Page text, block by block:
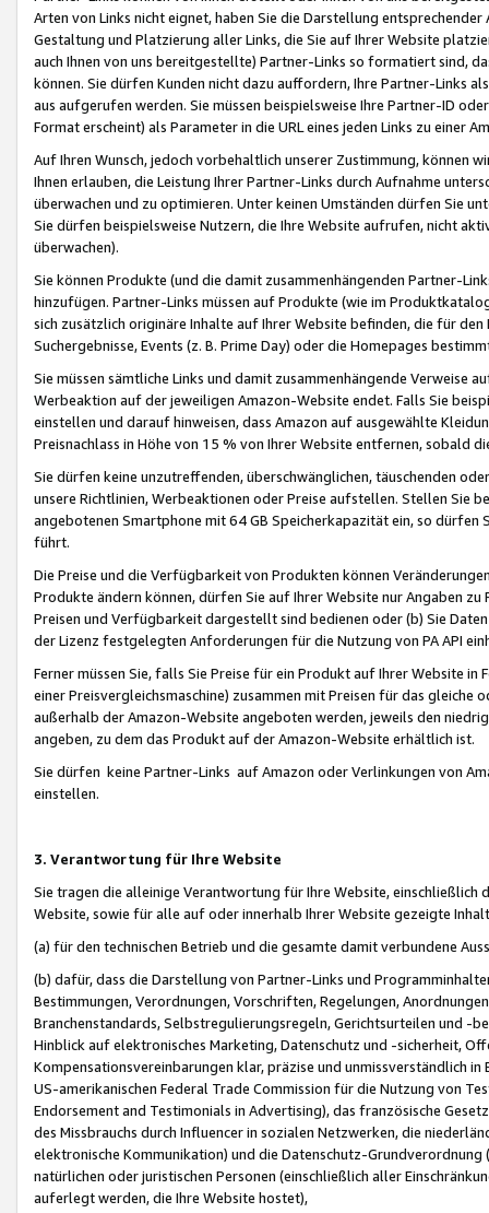
Arten von Links nicht eignet, haben Sie die Darstellung
Gestaltung und Platzierung aller Links, die Sie auf Ihrer Website
auch Ihnen von uns bereitgestellte) Partner-Links so formatiert sind,
können. Sie dürfen Kunden nicht dazu auffordern, Ihre Partner-Links
aus aufgerufen werden. Sie müssen beispielsweise Ihre Partner-ID
Format erscheint) als Parameter in die URL eines jeden Links zu einer
Auf Ihren Wunsch, jedoch vorbehaltlich unserer Zustimmung, können
Ihnen erlauben, die Leistung Ihrer Partner-Links durch Aufnahme
überwachen und zu optimieren. Unter keinen Umständen dürfen Sie
Sie dürfen beispielsweise Nutzern, die Ihre Website aufrufen, nicht
überwachen).
Sie können Produkte (und die damit zusammenhängenden Partner-
hinzufügen. Partner-Links müssen auf Produkte (wie im
sich zusätzlich originäre Inhalte auf Ihrer Website befinden, die für
Suchergebnisse, Events (z. B. Prime Day) oder die Homepages
Sie müssen sämtliche Links und damit zusammenhängende
Werbeaktion auf der jeweiligen Amazon-Website endet. Falls Sie
einstellen und darauf hinweisen, dass Amazon auf ausgewählte
Preisnachlass in Höhe von 15 % von Ihrer Website entfernen, sobald
Sie dürfen keine unzutreffenden, überschwänglichen, täuschenden
unsere Richtlinien, Werbeaktionen oder Preise aufstellen. Stellen Sie
angebotenen Smartphone mit 64 GB Speicherkapazität ein, so dürfen
führt.
Die Preise und die Verfügbarkeit von Produkten können
Produkte ändern können, dürfen Sie auf Ihrer Website nur Angaben
Preisen und Verfügbarkeit dargestellt sind bedienen oder (b) Sie
der Lizenz festgelegten Anforderungen für die Nutzung von PA API
Ferner müssen Sie, falls Sie Preise für ein Produkt auf Ihrer Website
einer Preisvergleichsmaschine) zusammen mit Preisen für das
außerhalb der Amazon-Website angeboten werden, jeweils den
angeben, zu dem das Produkt auf der Amazon-Website erhältlich ist.
Sie dürfen keine Partner-Links auf Amazon oder Verlinkungen von
einstellen.
3. Verantwortung für Ihre Website
Sie tragen die alleinige Verantwortung für Ihre Website,
Website, sowie für alle auf oder innerhalb Ihrer Website gezeigte
(a) für den technischen Betrieb und die gesamte damit verbundene
(b) dafür, dass die Darstellung von Partner-Links und
Bestimmungen, Verordnungen, Vorschriften, Regelungen,
Branchenstandards, Selbstregulierungsregeln, Gerichtsurteilen und -
Hinblick auf elektronisches Marketing, Datenschutz und -sicherheit,
Kompensationsvereinbarungen klar, präzise und unmissverständlich
US-amerikanischen Federal Trade Commission für die Nutzung von
Endorsement and Testimonials in Advertising), das französische
des Missbrauchs durch Influencer in sozialen Netzwerken, die
elektronische Kommunikation) und die Datenschutz-
natürlichen oder juristischen Personen (einschließlich aller
auferlegt werden, die Ihre Website hostet),